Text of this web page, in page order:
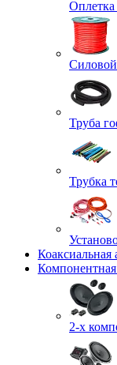
Оплетка
Силовой
Труба
Трубка
Коаксиальная
Компонентная
2-х